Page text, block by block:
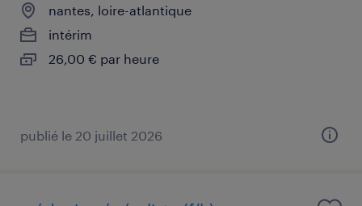
nantes, loire-atlantique
intérim
26,00 € par heure
publié le 20 juillet 2026